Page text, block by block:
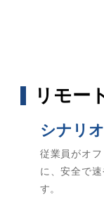
リモー
シナリオ
従業員がオ
に、安全で
す。